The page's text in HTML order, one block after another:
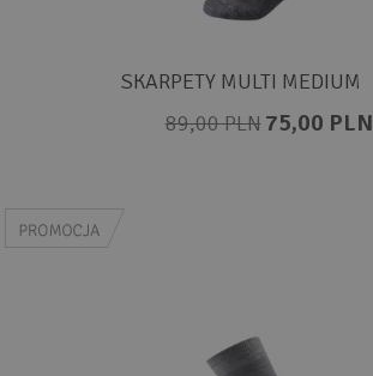
SKARPETY MULTI MEDIUM
89,00 PLN 75,00 PLN